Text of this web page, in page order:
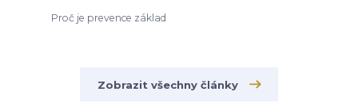
Proč je prevence základ
Zobrazit všechny články